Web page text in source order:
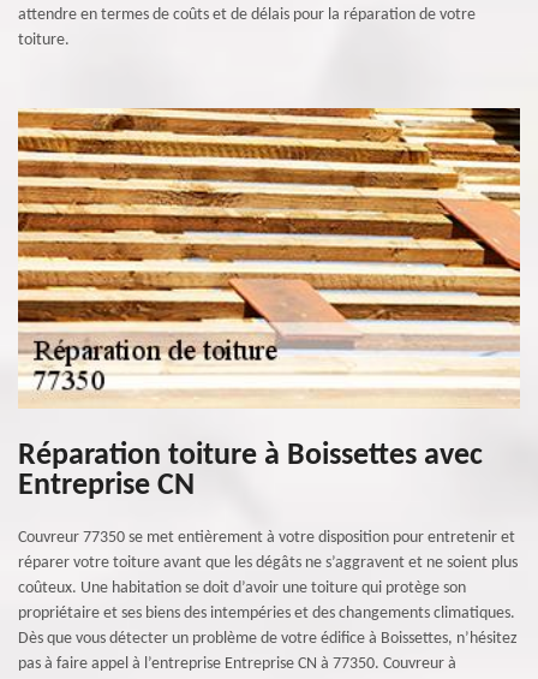
attendre en termes de coûts et de délais pour la réparation de votre
toiture.
Réparation toiture à Boissettes avec
Entreprise CN
Couvreur 77350 se met entièrement à votre disposition pour entretenir et
réparer votre toiture avant que les dégâts ne s’aggravent et ne soient plus
coûteux. Une habitation se doit d’avoir une toiture qui protège son
propriétaire et ses biens des intempéries et des changements climatiques.
Dès que vous détecter un problème de votre édifice à Boissettes, n’hésitez
pas à faire appel à l’entreprise Entreprise CN à 77350. Couvreur à